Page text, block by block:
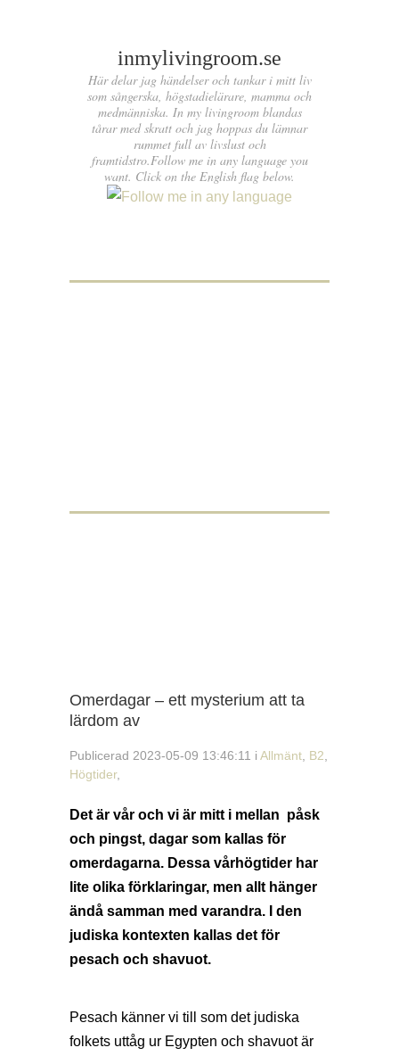
inmylivingroom.se
Här delar jag händelser och tankar i mitt liv
som sångerska, högstadielärare, mamma och
medmänniska. In my livingroom blandas
tårar med skratt och jag hoppas du lämnar
rummet full av livslust och
framtidstro.Follow me in any language you
want. Click on the English flag below.
Omerdagar – ett mysterium att ta
lärdom av
Publicerad 2023-05-09 13:46:11 i Allmänt B2
Högtider,
Det är vår och vi är mitt i mellan påsk
och pingst, dagar som kallas för
omerdagarna. Dessa vårhögtider har
lite olika förklaringar, men allt hänger
ändå samman med varandra. I den
judiska kontexten kallas det för
pesach och shavuot.
Pesach känner vi till som det judiska
folkets uttåg ur Egypten och shavuot är